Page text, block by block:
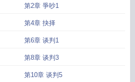
第2章 爭吵1
第4章 抉择
第6章 谈判1
第8章 谈判3
第10章 谈判5